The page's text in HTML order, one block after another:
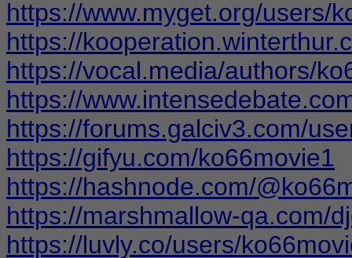
https://www.myget.org/users/
https://
https://vocal.media/authors/
https://
https://forums.galciv3.com/
https://gifyu.com/ko66movie1
https://hashnode.com/
https://marshmallow-qa.com/
https://luvly.co/users/